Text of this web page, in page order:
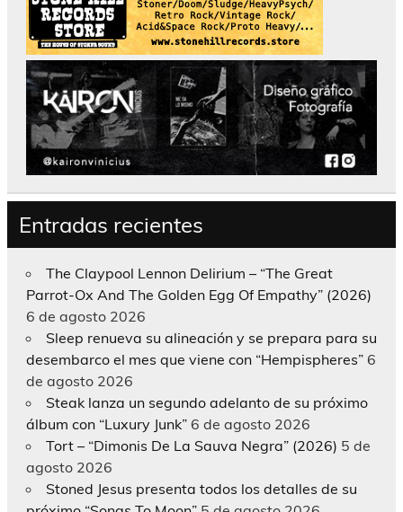
Entradas recientes
The Claypool Lennon Delirium – “The Great
Parrot-Ox And The Golden Egg Of Empathy” (2026)
6 de agosto 2026
Sleep renueva su alineación y se prepara para su
desembarco el mes que viene con “Hempispheres” 6
de agosto 2026
Steak lanza un segundo adelanto de su próximo
álbum con “Luxury Junk” 6 de agosto 2026
Tort – “Dimonis De La Sauva Negra” (2026) 5 de
agosto 2026
Stoned Jesus presenta todos los detalles de su